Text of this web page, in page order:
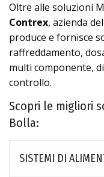
Oltre alle soluzioni
Contrex, azienda
produce e fornisce
raffreddamento,
multi componente,
controllo.
Scopri le migliori
Bolla:
SISTEMI DI